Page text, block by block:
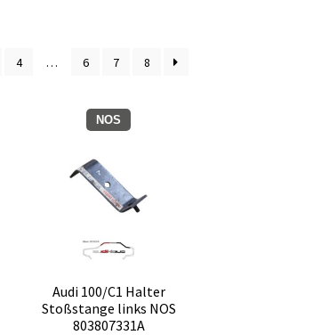
4 … 6 7 8
NOS
Audi 100/C1 Halter
Stoßstange links NOS
803807331A